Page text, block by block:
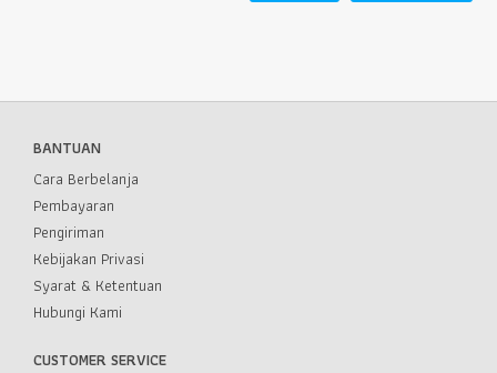
BANTUAN
Cara Berbelanja
Pembayaran
Pengiriman
Kebijakan Privasi
Syarat & Ketentuan
Hubungi Kami
CUSTOMER SERVICE